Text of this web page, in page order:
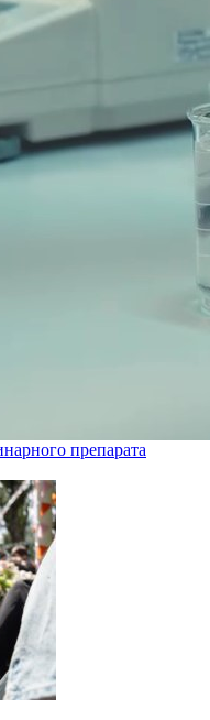
препарата